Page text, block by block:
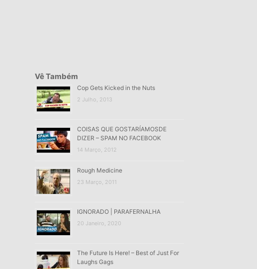
Vê Também
Cop Gets Kicked in the Nuts
2 Julho, 2013
COISAS QUE GOSTARÍAMOSDE
DIZER – SPAM NO FACEBOOK
14 Março, 2012
Rough Medicine
23 Março, 2011
IGNORADO | PARAFERNALHA
20 Janeiro, 2020
The Future Is Here! – Best of Just For
Laughs Gags